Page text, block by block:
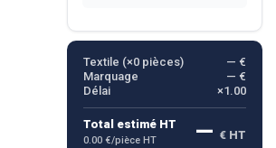
Textile (×0pièces)
— €
Marquage
— €
Délai
×1.00
Total estimé HT
0.00 €/pièce HT — € HT